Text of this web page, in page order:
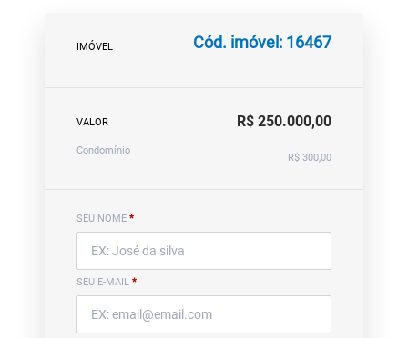
IMÓVEL Cód. imóvel: 16467
VALOR R$ 250.000,00
Condomínio
R$ 300,00
SEU NOME *
SEU E-MAIL *